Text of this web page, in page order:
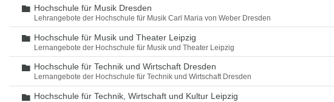
Ordner
Hochschule für Musik Dresden
Lehrangebote der Hochschule für Musik Carl Maria von Weber Dresden
Ordner
Hochschule für Musik und Theater Leipzig
Lernangebote der Hochschule für Musik und Theater Leipzig
Ordner
Hochschule für Technik und Wirtschaft Dresden
Lernangebote der Hochschule für Technik und Wirtschaft Dresden
Ordner
Hochschule für Technik, Wirtschaft und Kultur Leipzig